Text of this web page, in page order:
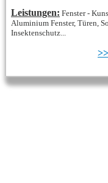
Leistungen: Fenster -
Aluminium Fenster, Türen,
Insektenschutz...